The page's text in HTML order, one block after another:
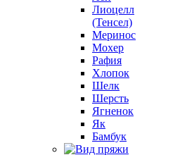
Лиоцелл
(Тенсел)
Меринос
Мохер
Рафия
Хлопок
Шелк
Шерсть
Ягненок
Як
Бамбук